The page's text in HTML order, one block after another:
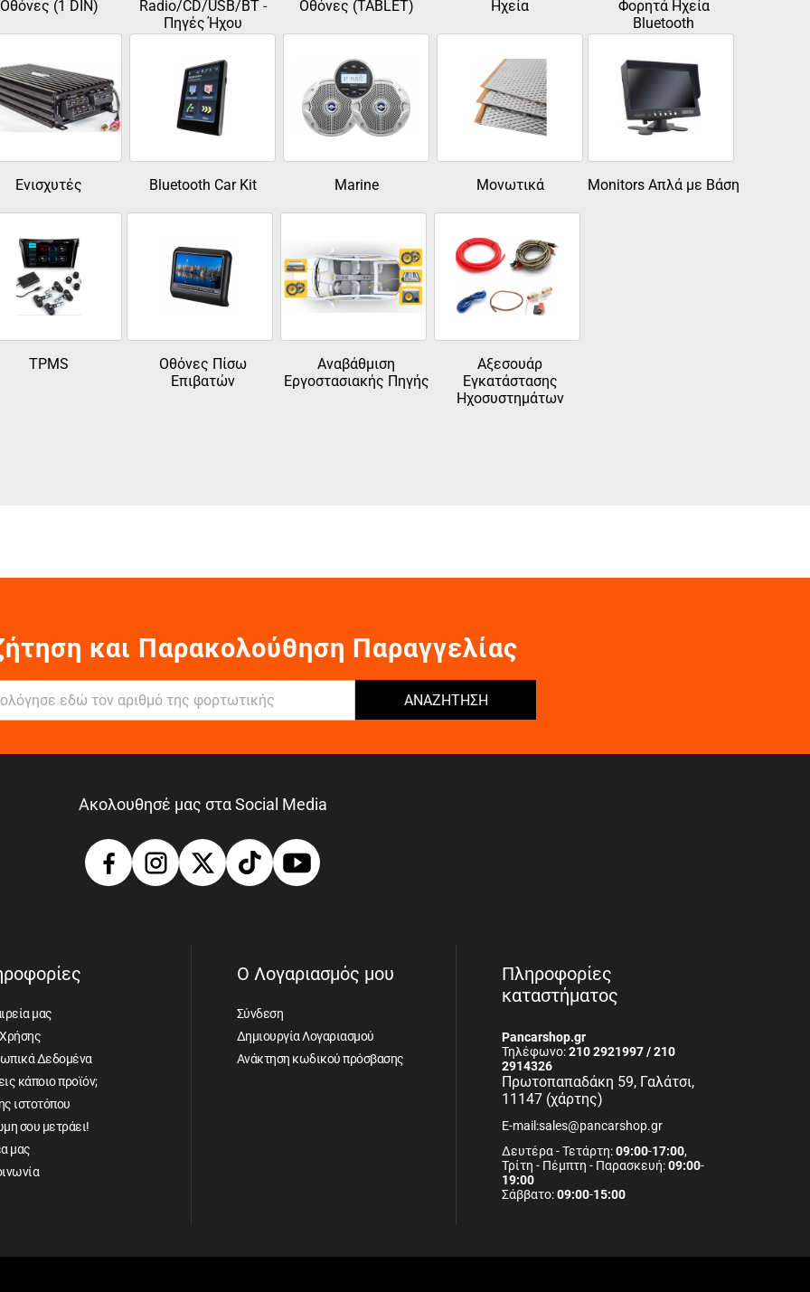
Οθόνες (1 DIN)
Radio/CD/USB/BT -
Πηγές Ήχου
Οθόνες (TABLET) Ηχεία
Φορητά Ηχεία
Bluetooth
Ενισχυτές Bluetooth Car Kit Marine Μονωτικά Monitors Απλά με Βάση
TPMS
Οθόνες Πίσω
Επιβατών
Αναβάθμιση
Εργοστασιακής Πηγής
Αξεσουάρ
Εγκατάστασης
Ηχοσυστημάτων
και Παρακολούθηση Παραγγελίας
ΑΝΑΖΗΤΗΣΗ
Ακολουθησέ μας στα Social Media
μας
Δεδομένα
κάποιο προϊόν;
ιστοτόπου
σου μετράει!
μας
Ο Λογαριασμός μου
Σύνδεση
Δημιουργία Λογαριασμού
Ανάκτηση κωδικού πρόσβασης
Πληροφορίες
καταστήματος
Pancarshop.gr
Τηλέφωνο:210 2921997 / 210
2914326
Πρωτοπαπαδάκη 59, Γαλάτσι,
11147 (χάρτης)
E-mail:sales@pancarshop.gr
Δευτέρα - Τετάρτη:09:00-17:00,
Τρίτη - Πέμπτη - Παρασκευή:09:00-
19:00
Σάββατο:09:00-15:00